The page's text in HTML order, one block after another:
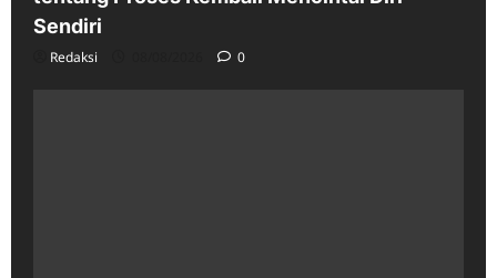
Sendiri
Redaksi 0